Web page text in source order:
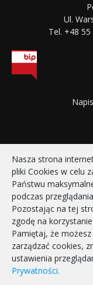
Ul.
Tel. +48
STRONA
POLITYKA
Nasza strona
pliki Cookies w celu
Państwu
podczas
Pozostając na tej
zgodę na
Pamiętaj, że
zarządzać cookies,
ustawienia
Prywatności.